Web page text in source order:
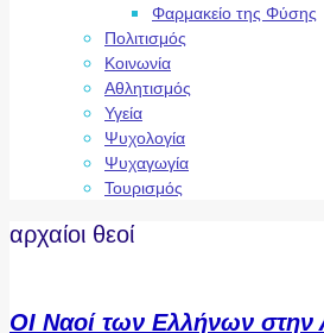
Φαρμακείο της Φύσης
Πολιτισμός
Κοινωνία
Αθλητισμός
Υγεία
Ψυχολογία
Ψυχαγωγία
Τουρισμός
αρχαίοι θεοί
ΟΙ Ναοί των Ελλήνων στην